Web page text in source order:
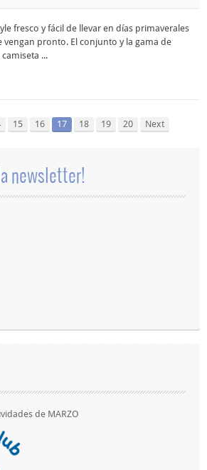
fresco y fácil de llevar en días primaverales
pronto. El conjunto y la gama de
...
15 16 17 18 19 20 Next
newsletter!
de MARZO